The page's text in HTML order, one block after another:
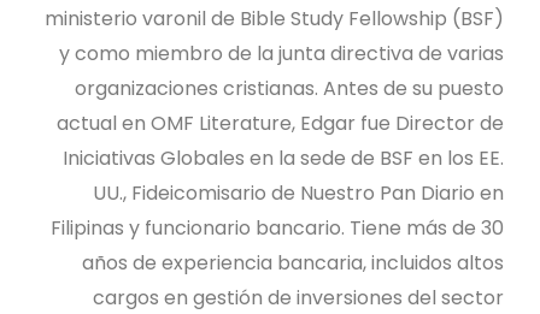
ministerio varonil de Bible Study Fellowship (BSF)
y como miembro de la junta directiva de varias
organizaciones cristianas. Antes de su puesto
actual en OMF Literature, Edgar fue Director de
Iniciativas Globales en la sede de BSF en los EE.
UU., Fideicomisario de Nuestro Pan Diario en
Filipinas y funcionario bancario. Tiene más de 30
años de experiencia bancaria, incluidos altos
cargos en gestión de inversiones del sector